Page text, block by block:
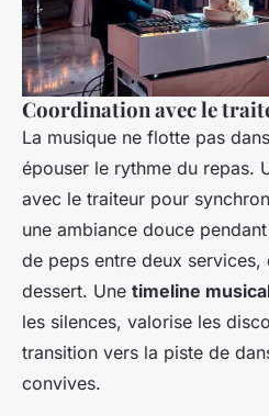
Coordination avec le
La musique ne flotte pas
épouser le rythme du repas.
avec le traiteur pour
une ambiance douce
de peps entre deux services,
dessert. Une timeline
les silences, valorise les
transition vers la piste de
convives.